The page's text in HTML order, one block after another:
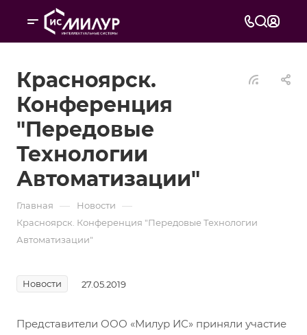
Красноярск.
Конференция
"Передовые
Технологии
Автоматизации"
Главная — Новости —
Красноярск. Конференция "Передовые Технологии
Автоматизации"
Новости 27.05.2019
Представители ООО «Милур ИС» приняли участие